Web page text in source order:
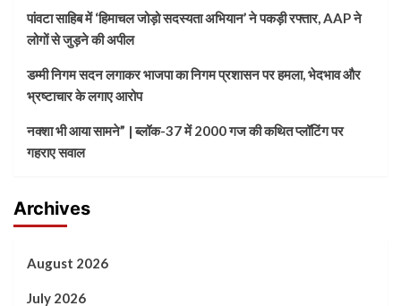
पांवटा साहिब में ‘हिमाचल जोड़ो सदस्यता अभियान’ ने पकड़ी रफ्तार, AAP ने
लोगों से जुड़ने की अपील
डम्मी निगम सदन लगाकर भाजपा का निगम प्रशासन पर हमला, भेदभाव और
भ्रष्टाचार के लगाए आरोप
नक्शा भी आया सामने” | ब्लॉक-37 में 2000 गज की कथित प्लॉटिंग पर
गहराए सवाल
Archives
August 2026
July 2026